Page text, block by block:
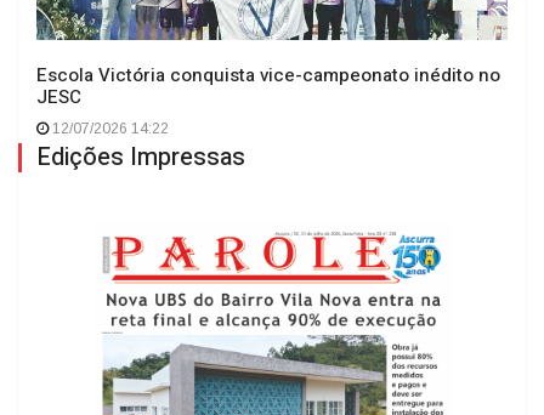
Escola Victória conquista vice-campeonato inédito no
JESC
12/07/2026 14:22
Edições Impressas